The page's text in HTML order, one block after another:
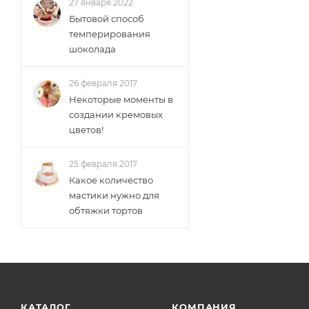
27 января 2022
Бытовой способ
темперирования
шоколада
26 февраля 2017
Некоторые моменты в
создании кремовых
цветов!
25 февраля 2017
Какое количество
мастики нужно для
обтяжки тортов